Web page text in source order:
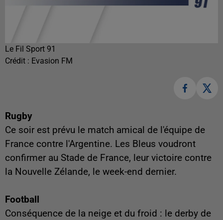
Le Fil Sport 91
Crédit : Evasion FM
Rugby
Ce soir est prévu le match amical de l'équipe de
France contre l'Argentine. Les Bleus voudront
confirmer au Stade de France, leur victoire contre
la Nouvelle Zélande, le week-end dernier.
Football
Conséquence de la neige et du froid : le derby de